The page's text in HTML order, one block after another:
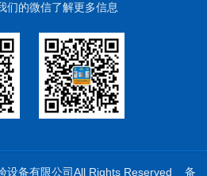
们的微信了解更多信息
设备有限公司All Rights Reserved 备